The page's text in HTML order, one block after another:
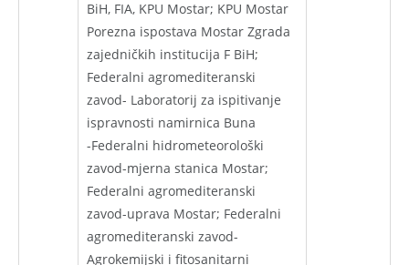
BiH, FIA, KPU Mostar; KPU Mostar
Porezna ispostava Mostar Zgrada
zajedničkih institucija F BiH;
Federalni agromediteranski
zavod- Laboratorij za ispitivanje
ispravnosti namirnica Buna
-Federalni hidrometeorološki
zavod-mjerna stanica Mostar;
Federalni agromediteranski
zavod-uprava Mostar; Federalni
agromediteranski zavod-
Agrokemijski i fitosanitarni